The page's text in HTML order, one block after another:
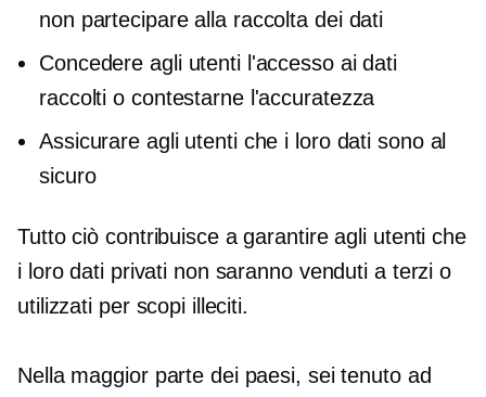
non partecipare alla raccolta dei dati
Concedere agli utenti l'accesso ai dati
raccolti o contestarne l'accuratezza
Assicurare agli utenti che i loro dati sono al
sicuro
Tutto ciò contribuisce a garantire agli utenti che
i loro dati privati ​​non saranno venduti a terzi o
utilizzati per scopi illeciti.
Nella maggior parte dei paesi, sei tenuto ad